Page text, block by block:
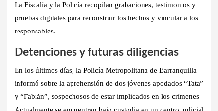
La Fiscalía y la Policía recopilan grabaciones, testimonios y
pruebas digitales para reconstruir los hechos y vincular a los
responsables.
Detenciones y futuras diligencias
En los últimos días, la Policía Metropolitana de Barranquilla
informó sobre la aprehensión de dos jóvenes apodados “Tata”
y “Fabián”, sospechosos de estar implicados en los crímenes.
Actualmente se encuentran bajo custodia en un centro judicial